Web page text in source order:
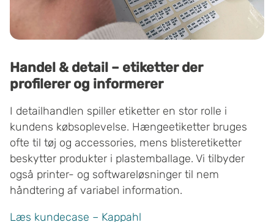
Handel & detail – etiketter der
profilerer og informerer
I detailhandlen spiller etiketter en stor rolle i
kundens købsoplevelse. Hængeetiketter bruges
ofte til tøj og accessories, mens blisteretiketter
beskytter produkter i plastemballage. Vi tilbyder
også printer- og softwareløsninger til nem
håndtering af variabel information.
Læs kundecase – Kappahl